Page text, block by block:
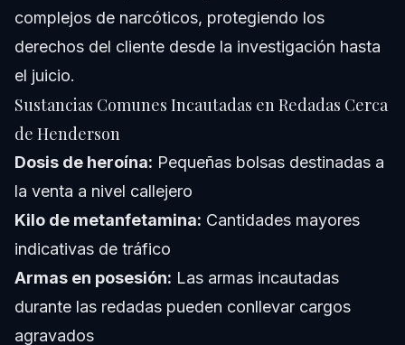
complejos de narcóticos, protegiendo los
derechos del cliente desde la investigación hasta
el juicio.
Sustancias Comunes Incautadas en Redadas Cerca
de Henderson
Dosis de heroína: Pequeñas bolsas destinadas a
la venta a nivel callejero
Kilo de metanfetamina: Cantidades mayores
indicativas de tráfico
Armas en posesión: Las armas incautadas
durante las redadas pueden conllevar cargos
agravados